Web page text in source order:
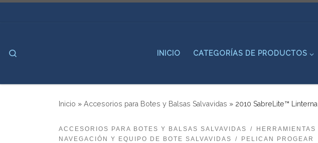
INICIO CATEGORÍAS DE PRODUCTOS
Inicio » Accesorios para Botes y Balsas Salvavidas » 2010 SabreLite™ Linterna
ACCESORIOS PARA BOTES Y BALSAS SALVAVIDAS
HERRAMIENTAS
NAVEGACIÓN Y EQUIPO DE BOTE SALVAVIDAS
PELICAN PROGEAR